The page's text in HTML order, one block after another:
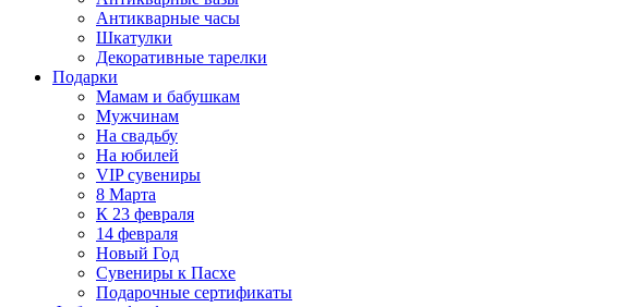
Антикварные часы
Шкатулки
Декоративные тарелки
Подарки
Мамам и бабушкам
Мужчинам
На свадьбу
На юбилей
VIP сувениры
8 Марта
К 23 февраля
14 февраля
Новый Год
Сувениры к Пасхе
Подарочные сертификаты